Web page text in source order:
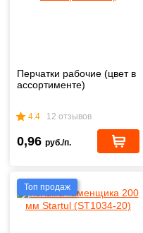
Перчатки рабочие (цвет в
ассортименте)
4.4 12 отзывов
0,96 руб./п.
Топ продаж